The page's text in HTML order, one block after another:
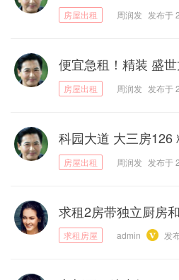
周润发 发布于
便宜急租！精装 盛
周润发 发布于
科园大道 大三房126
周润发 发布于
求租2房带独立厨房
admin 发